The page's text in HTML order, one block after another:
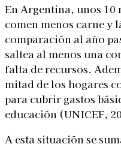
En Argentina, unos 10
comen menos carne y
comparación al año
saltea al menos una
falta de recursos.
mitad de los hogares
para cubrir gastos
educación (UNICEF,
A esta situación se